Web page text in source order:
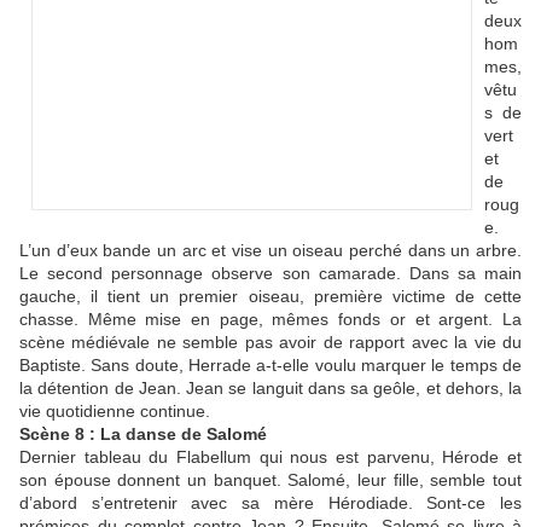
deux
hom
mes,
vêtu
s de
vert
et
de
roug
e.
L’un d’eux bande un arc et vise un oiseau perché dans un arbre.
Le second personnage observe son camarade. Dans sa main
gauche, il tient un premier oiseau, première victime de cette
chasse. Même mise en page, mêmes fonds or et argent. La
scène médiévale ne semble pas avoir de rapport avec la vie du
Baptiste. Sans doute, Herrade a-t-elle voulu marquer le temps de
la détention de Jean. Jean se languit dans sa geôle, et dehors, la
vie quotidienne continue.
Scène 8 : La danse de Salomé
Dernier tableau du Flabellum qui nous est parvenu, Hérode et
son épouse donnent un banquet. Salomé, leur fille, semble tout
d’abord s’entretenir avec sa mère Hérodiade. Sont-ce les